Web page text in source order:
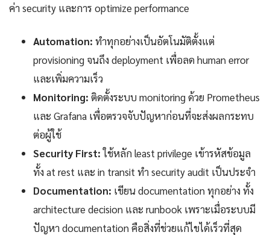
ค่า security และการ optimize performance
Automation: ทำทุกอย่างเป็นอัตโนมัติตั้งแต่
provisioning จนถึง deployment เพื่อลด human error
และเพิ่มความเร็ว
Monitoring: ติดตั้งระบบ monitoring ด้วย Prometheus
และ Grafana เพื่อตรวจจับปัญหาก่อนที่จะส่งผลกระทบ
ต่อผู้ใช้
Security First:ใช้หลัก least privilege เข้ารหัสข้อมูล
ทั้ง at rest และ in transit ทำ security audit เป็นประจำ
Documentation: เขียน documentation ทุกอย่าง ทั้ง
architecture decision และ runbook เพราะเมื่อระบบมี
ปัญหา documentation คือสิ่งที่ช่วยแก้ไขได้เร็วที่สุด